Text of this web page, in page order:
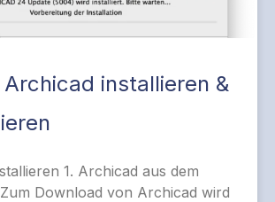
Archicad installieren &
1. Archicad aus dem
Download von Archicad wird